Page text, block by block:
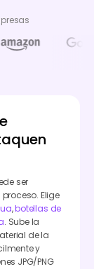
ser
Elige
,botellas de
. Sube la
de la
y
JPG/PNG